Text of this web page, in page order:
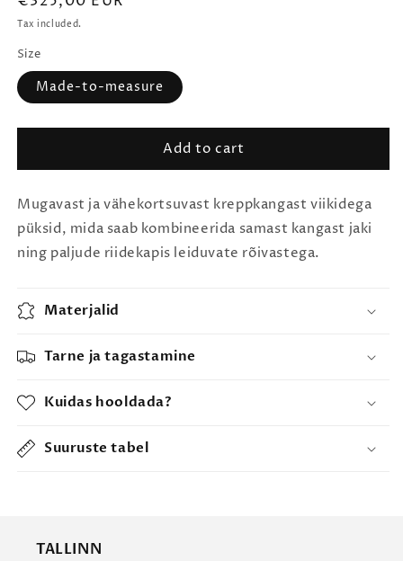
price
Tax included.
Size
Made-to-measure
Add to cart
Mugavast ja vähekortsuvast kreppkangast viikidega
püksid, mida saab kombineerida samast kangast jaki
ning paljude riidekapis leiduvate rõivastega.
Materjalid
Tarne ja tagastamine
Kuidas hooldada?
Suuruste tabel
TALLINN